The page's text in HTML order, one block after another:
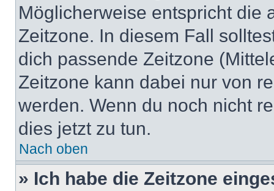
Möglicherweise entspricht die
Zeitzone. In diesem Fall
dich passende Zeitzone
Zeitzone kann dabei nur von
werden. Wenn du noch nicht
dies jetzt zu tun.
Nach oben
» Ich habe die Zeitzone